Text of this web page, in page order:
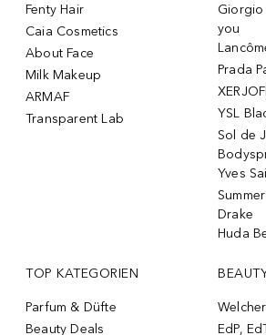
Fenty Hair
Caia Cosmetics
About Face
Milk Makeup
ARMAF
Transparent Lab
Giorgio
you
Prada
YSL
Sol de
Yves
Drake
Huda
TOP KATEGORIEN
Parfum & Düfte
Beauty Deals
EdP,